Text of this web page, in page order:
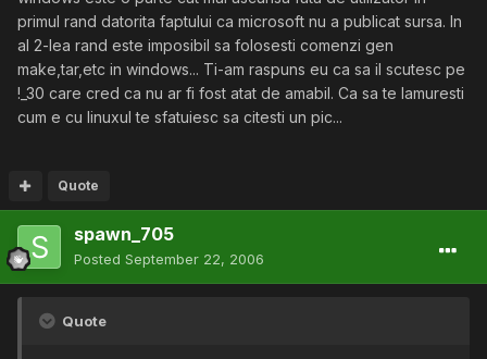
primul rand datorita faptului ca microsoft nu a publicat sursa. In
al 2-lea rand este imposibil sa folosesti comenzi gen
make,tar,etc in windows... Ti-am raspuns eu ca sa il scutesc pe
!_30 care cred ca nu ar fi fost atat de amabil. Ca sa te lamuresti
cum e cu linuxul te sfatuiesc sa citesti un pic...
Quote
spawn_705
Posted September 22, 2006
Quote